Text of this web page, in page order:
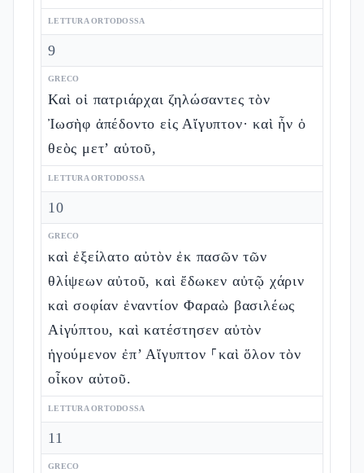
LETTURA ORTODOSSA
9
GRECO
Καὶ οἱ πατριάρχαι ζηλώσαντες τὸν
Ἰωσὴφ ἀπέδοντο εἰς Αἴγυπτον· καὶ ἦν ὁ
θεὸς μετ’ αὐτοῦ,
LETTURA ORTODOSSA
10
GRECO
καὶ ἐξείλατο αὐτὸν ἐκ πασῶν τῶν
θλίψεων αὐτοῦ, καὶ ἔδωκεν αὐτῷ χάριν
καὶ σοφίαν ἐναντίον Φαραὼ βασιλέως
Αἰγύπτου, καὶ κατέστησεν αὐτὸν
ἡγούμενον ἐπ’ Αἴγυπτον ⸀καὶ ὅλον τὸν
οἶκον αὐτοῦ.
LETTURA ORTODOSSA
11
GRECO